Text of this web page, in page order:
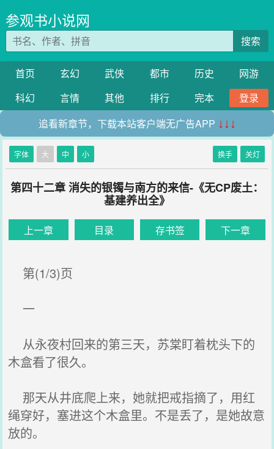
参观书小说网
搜索
首页 玄幻 武侠 都市 历史
网游
科幻
言情 其他 排行 完本
登录
追看新章节，下载本站客户端无广告APP ↓↓↓
字体 大 中 小 换手 关灯
第四十二章 消失的银镯与南方的来信-《无CP废土：
基建养出全》
上一章 目录 存书签 下一章
第(1/3)页
一
从永夜村回来的第三天，苏棠盯着枕头下的
木盒看了很久。
那天从井底爬上来，她就把戒指摘了，用红
绳穿好，塞进这个木盒里。不是丢了，是她故意
放的。